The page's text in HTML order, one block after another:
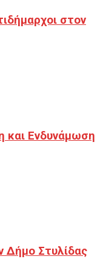
στον
και Ενδυνάμωση
Δήμο Στυλίδας